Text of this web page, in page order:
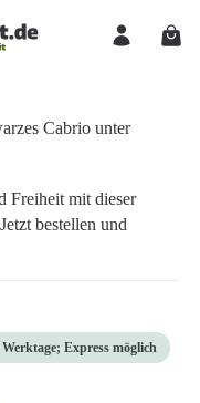
Freiheit mit dieser
bestellen und
Express möglich